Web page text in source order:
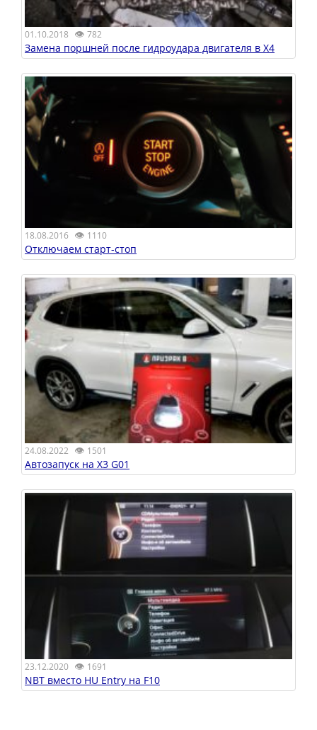
01.10.2018 👁 782
Замена поршней после гидроудара двигателя в X4
18.08.2016 👁 1110
Отключаем старт-стоп
24.08.2022 👁 1501
Автозапуск на X3 G01
23.12.2020 👁 1691
NBT вместо HU Entry на F10